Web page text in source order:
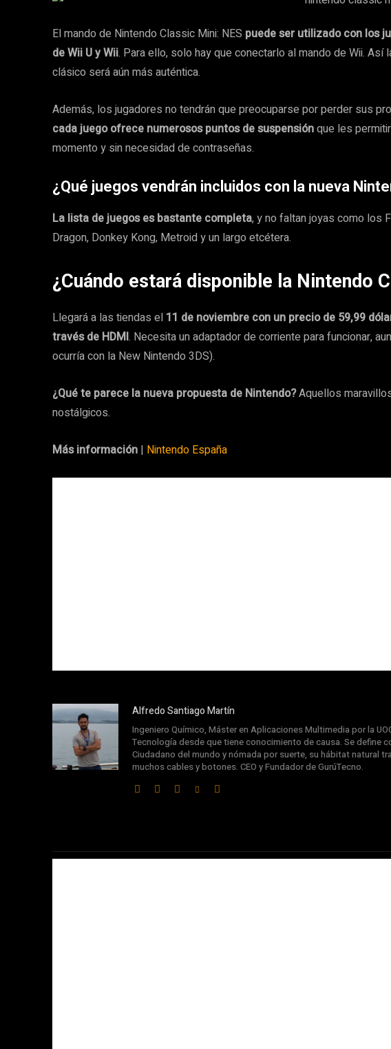
El mando de Nintendo Classic Mini: NES puede ser utilizado con los
de Wii U y Wii. Para ello, solo hay que conectarlo al mando de Wii. Así
clásico será aún más auténtica.
Además, los jugadores no tendrán que preocuparse por perder sus
cada juego ofrece numerosos puntos de suspensiónque les
momento y sin necesidad de contraseñas.
¿Qué juegos vendrán incluidos con la nueva
La lista de juegos es bastante completa, y no faltan joyas como los
Dragon, Donkey Kong, Metroid y un largo etcétera.
¿Cuándo estará disponible la Nintendo
Llegará a las tiendas el 11 de noviembre con un precio de 59,99
través de HDMI. Necesita un adaptador de corriente para funcionar,
ocurría con la New Nintendo 3DS).
¿Qué te parece la nueva propuesta de Nintendo?Aquellos
nostálgicos.
Más información | Nintendo España
Alfredo Santiago Martín
Ingeniero Químico, Máster en Aplicaciones Multimedia por la
Tecnología desde que tiene conocimiento de causa. Se define
Ciudadano del mundo y nómada por suerte, su hábitat natural
muchos cables y botones. CEO y Fundador de GurúTecno.